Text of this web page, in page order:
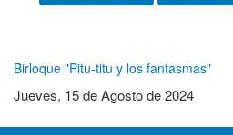
Birloque "Pitu-titu y los fantasmas"
Jueves, 15 de Agosto de 2024